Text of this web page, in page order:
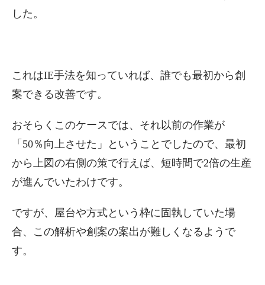
した。
これはIE手法を知っていれば、誰でも最初から創
案できる改善です。
おそらくこのケースでは、それ以前の作業が
「50％向上させた」ということでしたので、最初
から上図の右側の策で行えば、短時間で2倍の生産
が進んでいたわけです。
ですが、屋台や方式という枠に固執していた場
合、この解析や創案の案出が難しくなるようで
す。